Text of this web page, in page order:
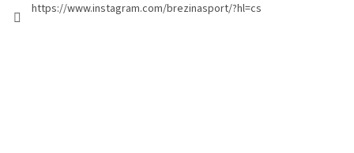
https://www.instagram.com/brezinasport/?hl=cs